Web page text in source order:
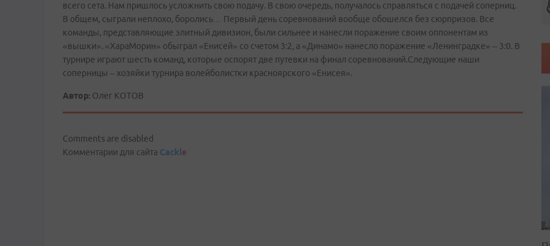
всего сета. Нам пришлось усложнить свою подачу. В свою очередь, получалось справляться с подачей соперниц.
В общем, сыграли неплохо, боролись… Первый день соревнований вообще обошелся без сюрпризов. Все
команды, представляющие элитный дивизион, были сильнее и нанесли поражение своим оппонентам из
«вышки». «ХараМорин» обыграл «Енисей» со счетом 3:2, а «Динамо» нанесло поражение «Ленинградке» – 3:0. В
турнире играют шесть команд, которые оспорят две путевки на финал соревнований.Следующие наши
соперницы – хозяйки турнира волейболистки красноярского «Енисея».
Автор: Олег КОТОВ
Comments are disabled
Комментарии для сайта Cackle